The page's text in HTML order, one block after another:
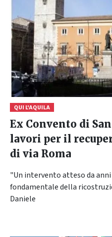
QUI L'AQUILA
Ex Convento di
lavori per il
di via Roma
"Un intervento atteso da
fondamentale della
Daniele